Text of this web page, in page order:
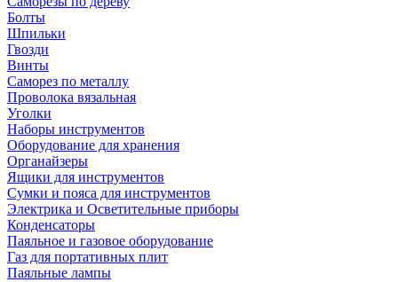
Болты
Шпильки
Гвозди
Винты
Саморез по металлу
Проволока вязальная
Уголки
Наборы инструментов
Оборудование для хранения
Органайзеры
Ящики для инструментов
Сумки и пояса для инструментов
Электрика и Осветительные приборы
Конденсаторы
Паяльное и газовое оборудование
Газ для портативных плит
Паяльные лампы